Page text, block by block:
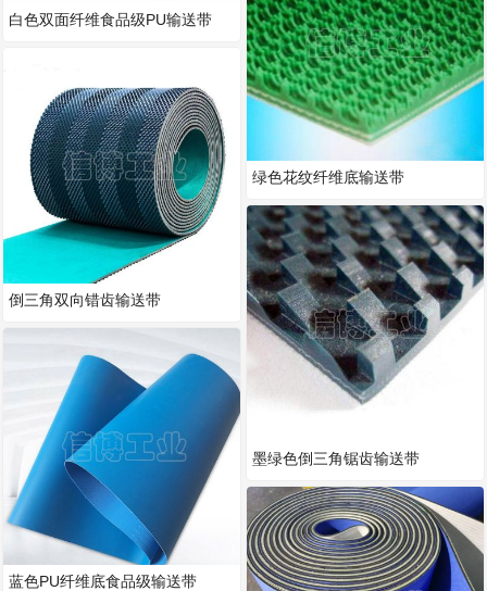
白色双面纤维食品级PU输送带
倒三角双向错齿输送带
蓝色PU纤维底食品级输送带
绿色花纹纤维底输送带
墨绿色倒三角锯齿输送带